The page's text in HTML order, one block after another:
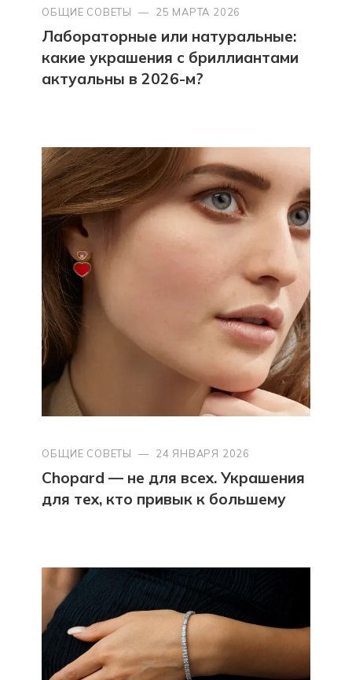
ОБЩИЕ СОВЕТЫ — 25 МАРТА 2026
Лабораторные или натуральные:
какие украшения с бриллиантами
актуальны в 2026-м?
ОБЩИЕ СОВЕТЫ — 24 ЯНВАРЯ 2026
Chopard — не для всех. Украшения
для тех, кто привык к большему